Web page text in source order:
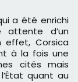
a été enrichi
attente d’un
effet, Corsica
à la fois une
cités mais
quant au